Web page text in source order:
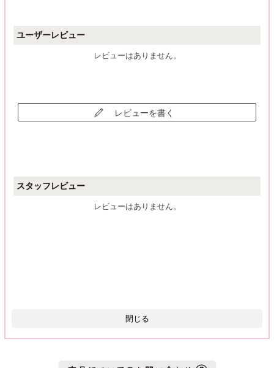
ユーザーレビュー
レビューはありません。
レビューを書く
スタッフレビュー
レビューはありません。
閉じる